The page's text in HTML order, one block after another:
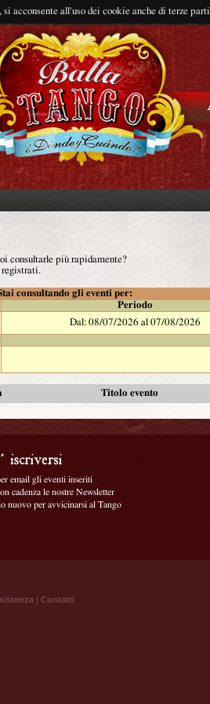
acconsente all'uso dei cookie anche di terze parti
consultarle più rapidamente?
consultando gli eventi per:
Periodo
Dal: 08/07/2026 al 07/08/2026
Titolo evento
email gli eventi inseriti
cadenza le nostre Newsletter
nuovo per avvicinarsi al Tango
| Contatti